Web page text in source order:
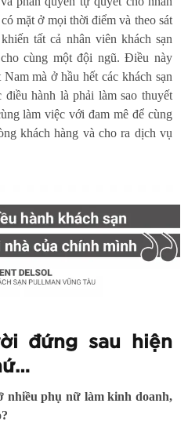
mặt ở mọi thời điểm và theo sát
tất cả nhân viên khách sạn
cùng một đội ngũ. Điều này
mà ở hầu hết các khách sạn
hành là phải làm sao thuyết
làm việc với đam mê để cùng
khách hàng và cho ra dịch vụ
đứng sau hiện
nhiều phụ nữ làm kinh doanh,